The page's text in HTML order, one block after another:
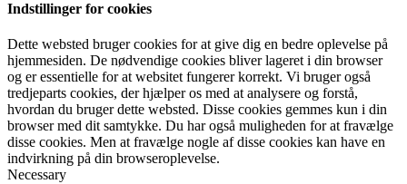
Indstillinger for cookies
Dette websted bruger cookies for at give dig en bedre oplevelse på
hjemmesiden. De nødvendige cookies bliver lageret i din browser
og er essentielle for at websitet fungerer korrekt. Vi bruger også
tredjeparts cookies, der hjælper os med at analysere og forstå,
hvordan du bruger dette websted. Disse cookies gemmes kun i din
browser med dit samtykke. Du har også muligheden for at fravælge
disse cookies. Men at fravælge nogle af disse cookies kan have en
indvirkning på din browseroplevelse.
Necessary